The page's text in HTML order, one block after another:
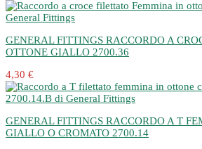
GENERAL FITTINGS RACCORDO A
OTTONE GIALLO 2700.36
4,30 €
GENERAL FITTINGS RACCORDO A T
GIALLO O CROMATO 2700.14